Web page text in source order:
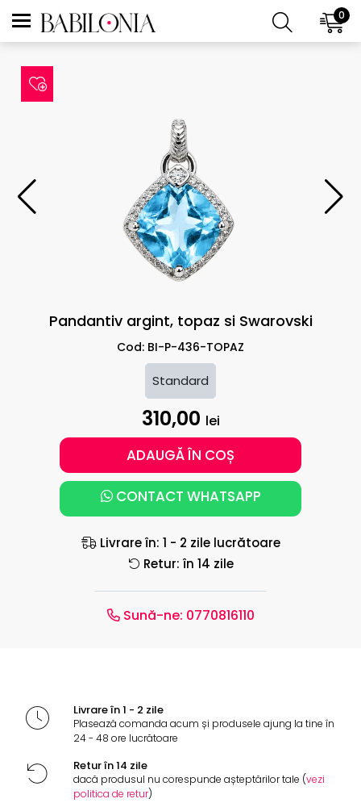
0
Pandantiv argint, topaz si Swarovski
Cod: BI-P-436-TOPAZ
Standard
310,00 lei
ADAUGĂ ÎN COȘ
CONTACT WHATSAPP
Livrare în: 1 - 2 zile lucrătoare
Retur: în 14 zile
Sună-ne: 0770816110
Livrare în 1 - 2 zile
Plasează comanda acum și produsele ajung la tine în
24 - 48 ore lucrătoare
Retur în 14 zile
dacă produsul nu corespunde așteptărilor tale (vezi
politica de retur)